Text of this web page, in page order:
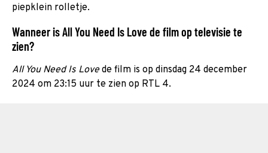
piepklein rolletje.
Wanneer is All You Need Is Love de film op televisie te
zien?
All You Need Is Lovede film is op dinsdag 24 december
2024 om 23:15 uur te zien op RTL 4.